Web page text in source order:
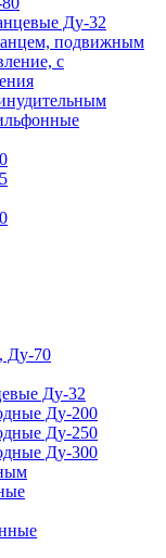
Ду-32
подвижным
с
Ду-70
Ду-32
Ду-200
Ду-250
Ду-300